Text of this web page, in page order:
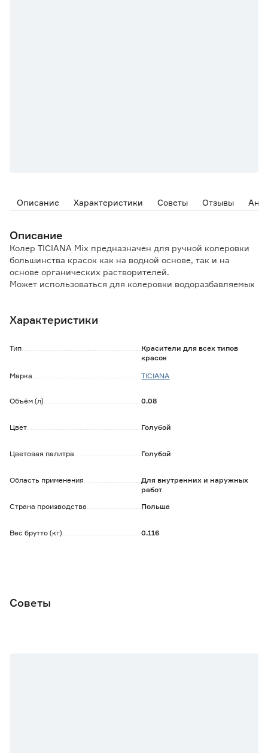
Описание Характеристики Советы Отзывы
Описание
Колер TICIANA Mix предназначен для ручной колеровки
большинства красок как на водной основе, так и на
основе органических растворителей.
Может использоваться для колеровки водоразбавляемых
Особенности и преимущества:
- светостойкий;
- время высыхания при декоративной отделке не более 2
Не рекомендуется для использования в сочетании с
полиуретановыми материалами.
Характеристики
Тип
Красители для всех типов
красок
Марка
TICIANA
Объём (л) 0.08
Цвет Голубой
Цветовая палитра Голубой
Область применения
Для внутренних и наружных
работ
Страна производства
Польша
Вес брутто (кг) 0.116
Советы